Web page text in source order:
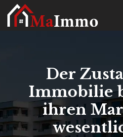
Der
Immobilie
ihren